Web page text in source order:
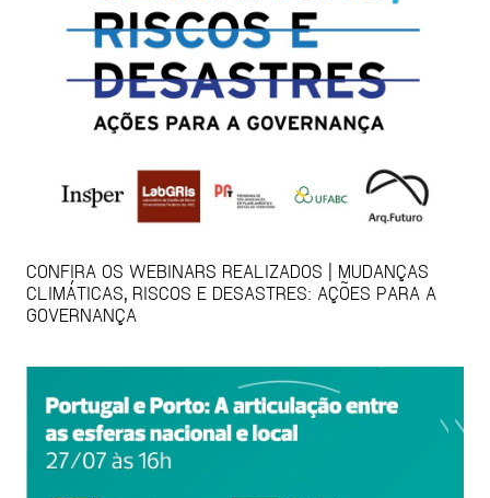
CONFIRA OS WEBINARS REALIZADOS | MUDANÇAS
CLIMÁTICAS, RISCOS E DESASTRES: AÇÕES PARA A
GOVERNANÇA